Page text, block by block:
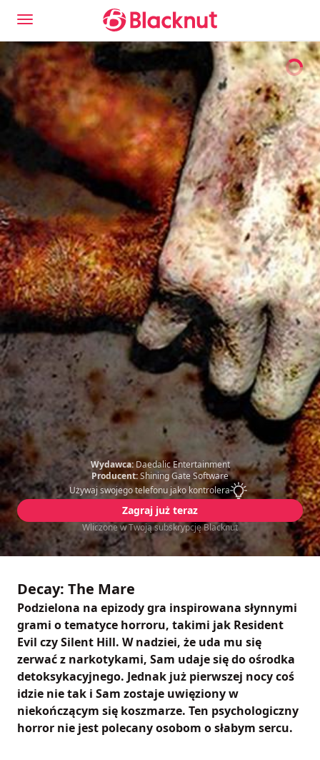
Wydawca:Daedalic Entertainment
Producent:Shining Gate Software
Używaj swojego telefonu jako kontrolera
Zagraj już teraz
Wliczone w Twoją subskrypcję Blacknut
Decay: The Mare
Podzielona na epizody gra inspirowana słynnymi
grami o tematyce horroru, takimi jak Resident
Evil czy Silent Hill. W nadziei, że uda mu się
zerwać z narkotykami, Sam udaje się do ośrodka
detoksykacyjnego. Jednak już pierwszej nocy coś
idzie nie tak i Sam zostaje uwięziony w
niekończącym się koszmarze. Ten psychologiczny
horror nie jest polecany osobom o słabym sercu.